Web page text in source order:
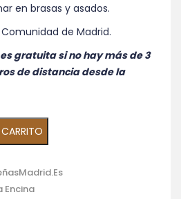
en brasas y asados.
de Madrid.
gratuita si no hay más de 3
de distancia desde la
Encina